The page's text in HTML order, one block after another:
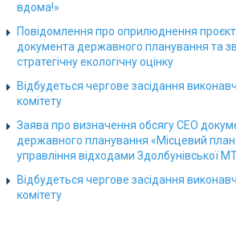
вдома!»
Повідомлення про оприлюднення
документа державного планування та
стратегічну екологічну оцінку
Відбудеться чергове засідання
комітету
Заява про визначення обсягу СЕО
державного планування «Місцевий план
управління відходами Здолбунівської
Відбудеться чергове засідання
комітету